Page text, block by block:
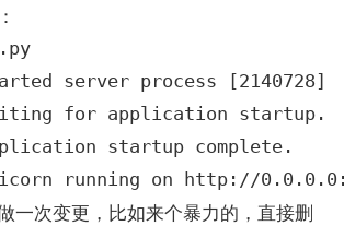
server process [2140728]
for application startup.
startup complete.
running on http://
一次变更，比如来个暴力的，直接删